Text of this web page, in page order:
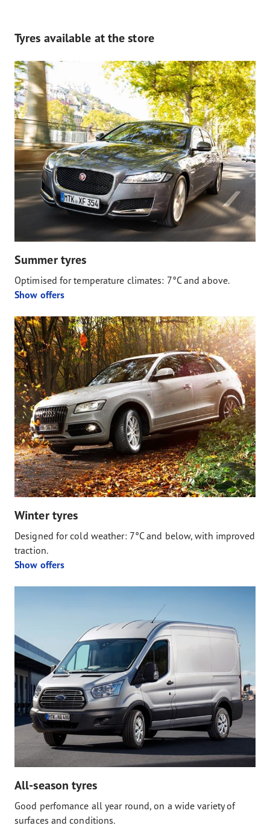
Tyres available at the store
Summer tyres
Optimised for temperature climates: 7°C and above.
Show offers
Winter tyres
Designed for cold weather: 7°C and below, with improved
traction.
Show offers
All-season tyres
Good perfomance all year round, on a wide variety of
surfaces and conditions.